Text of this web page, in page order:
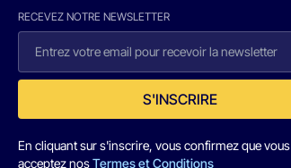
RECEVEZ NOTRE NEWSLETTER
S'INSCRIRE
En cliquant sur s'inscrire, vous confirmez que vous
acceptez nosTermes et Conditions